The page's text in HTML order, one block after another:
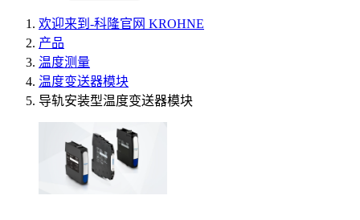
欢迎来到-科隆官网 KROHNE
产品
温度测量
温度变送器模块
导轨安装型温度变送器模块